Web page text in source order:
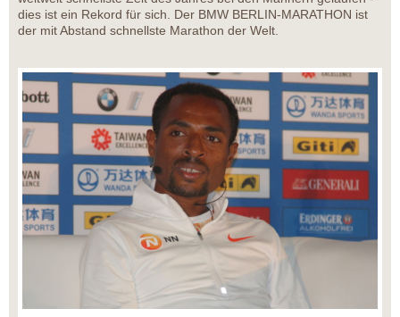
dies ist ein Rekord für sich. Der BMW BERLIN-MARATHON ist
der mit Abstand schnellste Marathon der Welt.